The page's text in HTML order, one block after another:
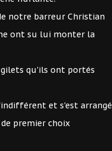
notre barreur Christian
ont su lui monter la
qu'ils ont portés
et s'est arrangé
premier choix